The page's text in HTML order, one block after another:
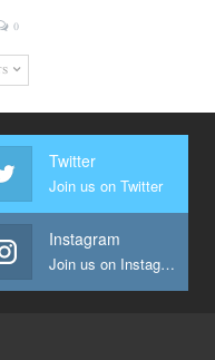
0
Twitter
Join us on Twitter
Instagram
Join us on Instagram